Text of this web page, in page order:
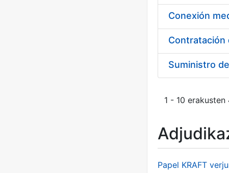
Suministro
1 - 10
Papel KRAFT